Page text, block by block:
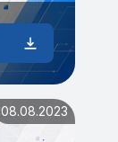
08.08.2023